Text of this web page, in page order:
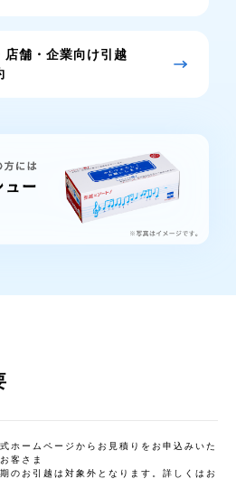
店舗・企業向け引越
ホームページからお見積りをお申込みいた
客さま
のお引越は対象外となります。詳しくはお